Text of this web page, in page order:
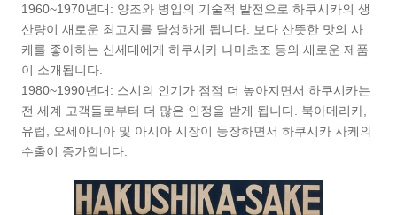
1960~1970년대: 양조와 병입의 기술적 발전으로 하쿠시카의 생
산량이 새로운 최고치를 달성하게 됩니다. 보다 산뜻한 맛의 사
케를 좋아하는 신세대에게 하쿠시카 나마초조 등의 새로운 제품
이 소개됩니다.
1980~1990년대: 스시의 인기가 점점 더 높아지면서 하쿠시카는
전 세계 고객들로부터 더 많은 인정을 받게 됩니다. 북아메리카,
유럽, 오세아니아 및 아시아 시장이 등장하면서 하쿠시카 사케의
수출이 증가합니다.